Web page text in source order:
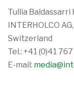
Tullia
INTERHOLCO
Switzerland
Tel.: +41 (0)41
E-mail: